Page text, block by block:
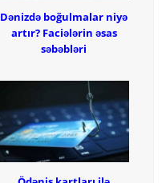
Dənizdə boğulmalar niyə
artır? Faciələrin əsas
səbəbləri